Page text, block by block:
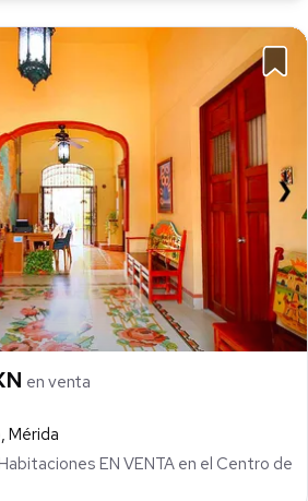
en venta
Mérida
EN VENTA en el Centro de